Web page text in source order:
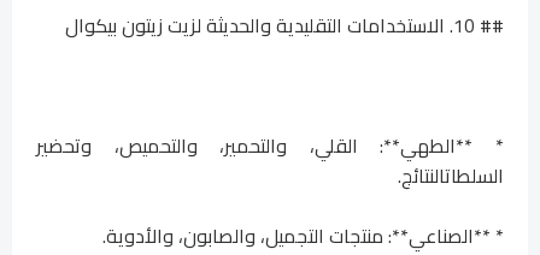
## 10. الاستخدامات التقليدية والحديثة لزيت زيتون بيكوال
* **الطهي**: القلي، والتحمير، والتحميص، وتحضير
السلطاتالنتائج.
* **الصناعي**: منتجات التجميل، والصابون، والأدوية.